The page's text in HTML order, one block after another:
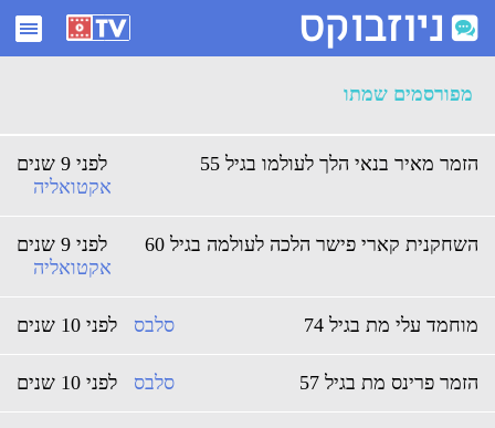
ארכיון מפורסמים שמתו - ניוזבוקס
מפורסמים שמתו
הזמר מאיר בנאי הלך לעולמו בגיל 55
לפני 9 שנים
אקטואליה
השחקנית קארי פישר הלכה לעולמה בגיל 60
לפני 9 שנים
אקטואליה
מוחמד עלי מת בגיל 74 לפני 10 שנים סלבס
הזמר פרינס מת בגיל 57 לפני 10 שנים סלבס